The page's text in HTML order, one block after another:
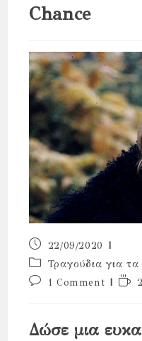
Chance
Post
published:
22/09/2020
Post
category:
Τραγούδια για τα
Post1 Comment
Δώσε μια